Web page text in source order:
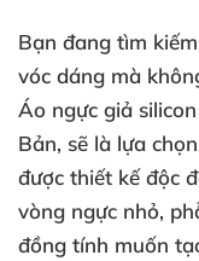
Bạn đang tìm
vóc dáng mà
Áo ngực giả
Bản, sẽ là lựa
được thiết kế độc
vòng ngực nhỏ,
đồng tính muốn